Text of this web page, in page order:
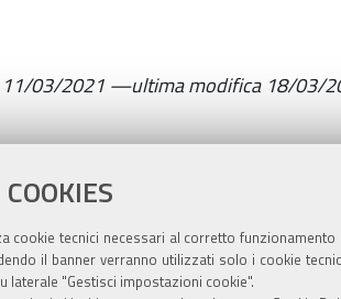
cookie tecnici necessari al corretto
il banner verranno utilizzati solo i cookie
laterale "Gestisci impostazioni cookie".
11/03/2021 —ultima modifica 18/03/